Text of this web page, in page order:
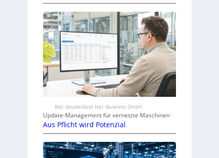
Bild: doubleSlash Net-Business GmbH
Update-Management für vernetzte Maschinen
Aus Pflicht wird Potenzial